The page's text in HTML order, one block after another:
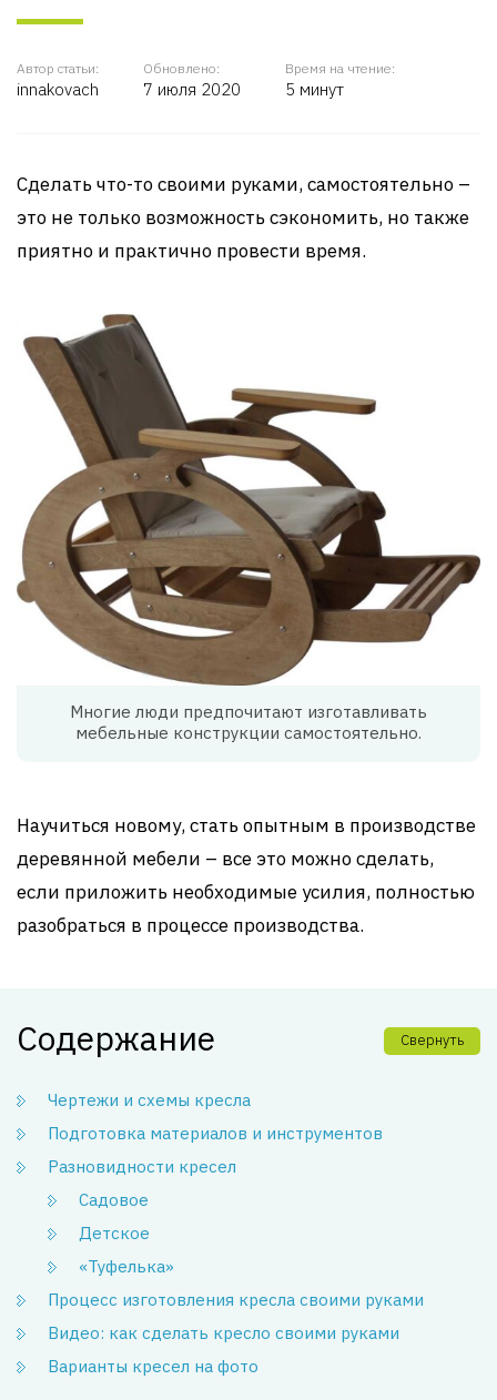
Автор статьи:
innakovach
Обновлено:
7 июля 2020
Время на чтение:
5 минут
Сделать что-то своими руками, самостоятельно –
это не только возможность сэкономить, но также
приятно и практично провести время.
Многие люди предпочитают изготавливать
мебельные конструкции самостоятельно.
Научиться новому, стать опытным в производстве
деревянной мебели – все это можно сделать,
если приложить необходимые усилия, полностью
разобраться в процессе производства.
Содержание Свернуть
Чертежи и схемы кресла
Подготовка материалов и инструментов
Разновидности кресел
Садовое
Детское
«Туфелька»
Процесс изготовления кресла своими руками
Видео: как сделать кресло своими руками
Варианты кресел на фото